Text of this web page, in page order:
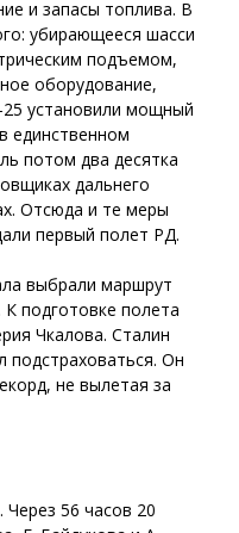
и запасы топлива. В
убирающееся шасси
подъемом,
оборудование,
установили мощный
единственном
потом два десятка
дальнего
Отсюда и те меры
первый полет РД.
выбрали маршрут
подготовке полета
Чкалова. Сталин
Он
не вылетая за
56 часов 20